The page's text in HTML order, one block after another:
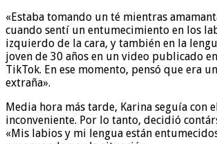
«Estaba tomando un té mientras
cuando sentí un entumecimiento en los
izquierdo de la cara, y también en la
joven de 30 años en un video publicado
TikTok. En ese momento, pensó que era
extraña».
Media hora más tarde, Karina seguía con
inconveniente. Por lo tanto, decidió
«Mis labios y mi lengua están